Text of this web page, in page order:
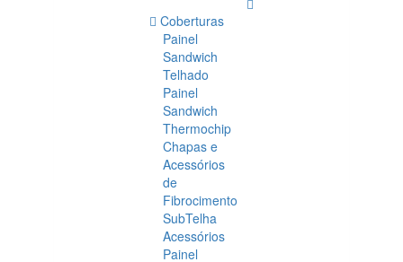
Coberturas
Painel
Sandwich
Telhado
Painel
Sandwich
Thermochip
Chapas e
Acessórios
de
Fibrocimento
SubTelha
Acessórios
Painel